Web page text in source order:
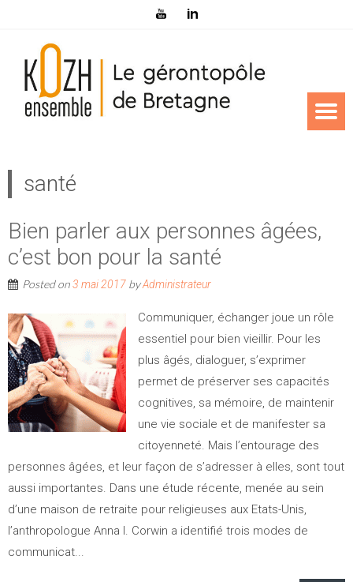
santé
Bien parler aux personnes âgées,
c’est bon pour la santé
Posted on3 mai 2017 byAdministrateur
Communiquer, échanger joue un rôle
essentiel pour bien vieillir. Pour les
plus âgés, dialoguer, s’exprimer
permet de préserver ses capacités
cognitives, sa mémoire, de maintenir
une vie sociale et de manifester sa
citoyenneté. Mais l’entourage des
personnes âgées, et leur façon de s’adresser à elles, sont tout
aussi importantes. Dans une étude récente, menée au sein
d’une maison de retraite pour religieuses aux Etats-Unis,
l’anthropologue Anna I. Corwin a identifié trois modes de
communicat...